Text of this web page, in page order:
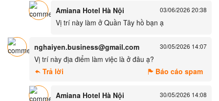
Amiana Hotel Hà Nội 03/06/2026 20:38
Vị trí này làm ở Quần Tây hồ bạn ạ
nghaiyen.business@gmail.com 30/05/2026 14:07
Vị trí này địa điểm làm việc là ở đâu ạ?
Trả lời
Báo cáo spam
Amiana Hotel Hà Nội 30/05/2026 14:08